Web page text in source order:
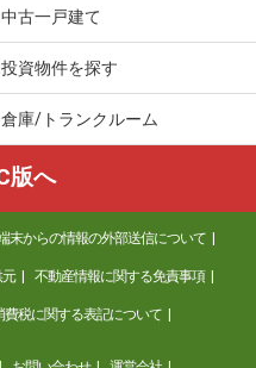
本市北区兎谷２丁目
中古一戸建て
投資物件を探す
倉庫/トランクルーム
版へ
末からの情報の外部送信について
不動産情報に関する免責事項
費税に関する表記について